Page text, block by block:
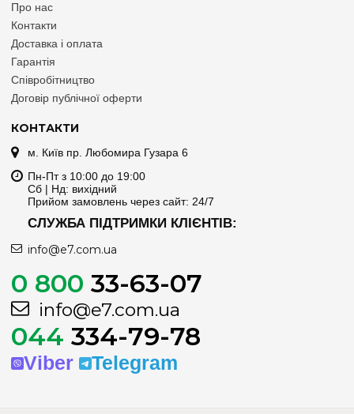
КОНТАКТИ
м. Київ пр. Любомира Гузара 6
Пн-Пт з 10:00 до 19:00
Сб | Нд: вихідний
Прийом замовлень через сайт: 24/7
СЛУЖБА ПІДТРИМКИ КЛІЄНТІВ:
info@e7.com.ua
0 800 33-63-07
info@e7.com.ua
044 334-79-78
Viber Telegram
Про нас
Контакти
Доставка і оплата
Гарантія
Співробітництво
Договір публічної оферти